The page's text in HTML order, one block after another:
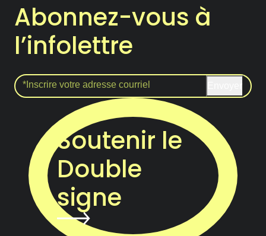
Abonnez-vous à
l’infolettre
Soutenir le
Double
signe